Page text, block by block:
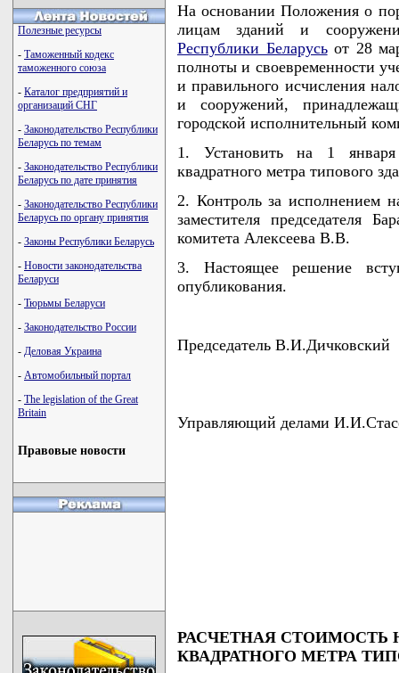
Полезные ресурсы
- Таможенный кодекс
таможенного союза
- Каталог предприятий и
организаций СНГ
- Законодательство Республики
Беларусь по темам
- Законодательство Республики
Беларусь по дате принятия
- Законодательство Республики
Беларусь по органу принятия
- Законы Республики Беларусь
- Новости законодательства
Беларуси
- Тюрьмы Беларуси
- Законодательство России
- Деловая Украина
- Автомобильный портал
- The legislation of the Great
Britain
Правовые новости
На основании Положения о
лицам зданий и
Республики Беларусьот 28
полноты и своевременности
и правильного исчисления
и сооружений,
городской исполнительный
1. Установить на 1
квадратного метра типового
2. Контроль за исполнением
заместителя председателя
комитета Алексеева В.В.
3. Настоящее решение
опубликования.
Председатель В.И.Дичковский
Управляющий делами
РАСЧЕТНАЯ СТОИМОСТЬ
КВАДРАТНОГО МЕТРА